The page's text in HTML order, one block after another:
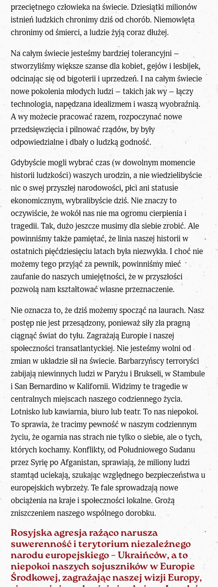
przeciętnego człowieka na świecie. Dziesiątki milionów
istnień ludzkich chronimy dziś od chorób. Niemowlęta
chronimy od śmierci, a ludzie żyją coraz dłużej.
Na całym świecie jesteśmy bardziej tolerancyjni –
stworzyliśmy większe szanse dla kobiet, gejów i lesbijek,
odcinając się od bigoterii i uprzedzeń. I na całym świecie
nowe pokolenia młodych ludzi – takich jak wy – łączy
technologia, napędzana idealizmem i waszą wyobraźnią.
A wy możecie pracować razem, rozpoczynać nowe
przedsięwzięcia i pilnować rządów, by były
odpowiedzialne i dbały o ludzką godność.
Gdybyście mogli wybrać czas (w dowolnym momencie
historii ludzkości) waszych urodzin, a nie wiedzielibyście
nic o swej przyszłej narodowości, płci ani statusie
ekonomicznym, wybralibyście dziś. Nie znaczy to
oczywiście, że wokół nas nie ma ogromu cierpienia i
tragedii. Tak, dużo jeszcze musimy dla siebie zrobić. Ale
powinniśmy także pamiętać, że linia naszej historii w
ostatnich pięćdziesięciu latach była niezwykła. I choć nie
możemy tego przyjąć za pewnik, powinniśmy mieć
zaufanie do naszych umiejętności, że w przyszłości
pozwolą nam kształtować własne przeznaczenie.
Nie oznacza to, że dziś możemy spocząć na laurach. Nasz
postęp nie jest przesądzony, ponieważ siły zła pragną
ciągnąć świat do tyłu. Zagrażają Europie i naszej
społeczności transatlantyckiej. Nie jesteśmy wolni od
zmian w układzie sił na świecie. Barbarzyńscy terroryści
zabijają niewinnych ludzi w Paryżu i Brukseli, w Stambule
i San Bernardino w Kalifornii. Widzimy te tragedie w
centralnych miejscach naszego codziennego życia.
Lotnisko lub kawiarnia, biuro lub teatr. To nas niepokoi.
To sprawia, że tracimy pewność w naszym codziennym
życiu, że ogarnia nas strach nie tylko o siebie, ale o tych,
których kochamy. Konflikty, od Południowego Sudanu
przez Syrię po Afganistan, sprawiają, że miliony ludzi
stamtąd uciekają, szukając względnego bezpieczeństwa u
europejskich wybrzeży. Te fale sprowadzają nowe
obciążenia na kraje i społeczności lokalne. Grożą
zniszczeniem naszego wspólnego dorobku.
Rosyjska agresja rażąco narusza
suwerenność i terytorium niezależnego
narodu europejskiego – Ukraińców, a to
niepokoi naszych sojuszników w Europie
Środkowej, zagrażając naszej wizji Europy,